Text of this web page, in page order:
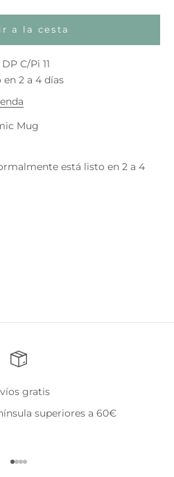
a la cesta
C/Pi 11
2 a 4 días
Mug
está listo en 2 a 4
gratis
superiores a 60€
Ir al artículo 1
Ir al artículo 2
Ir al artículo 3
Ir al artículo 4